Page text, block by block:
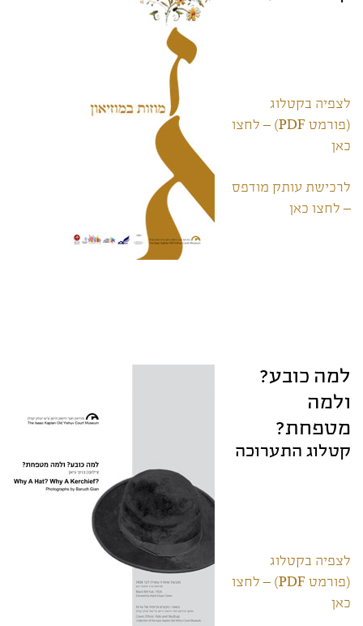
לצפיה בקטלוג
(פורמט PDF) – לחצו
כאן
לרכישת עותק מודפס
– לחצו כאן
למה כובע?
ולמה
מטפחת?
קטלוג התערוכה
לצפיה בקטלוג
(פורמט PDF) – לחצו
כאן